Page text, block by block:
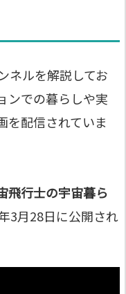
ネルを解説してお
ンでの暮らしや実
を配信されていま
飛行士の宇宙暮ら
3月28日に公開され